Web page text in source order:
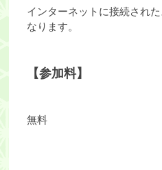
インターネットに接続され
なります。
【参加料】
無料